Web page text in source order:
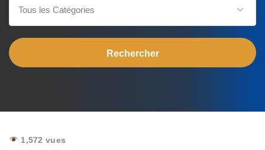
Tous les Catégories
1,572 vues